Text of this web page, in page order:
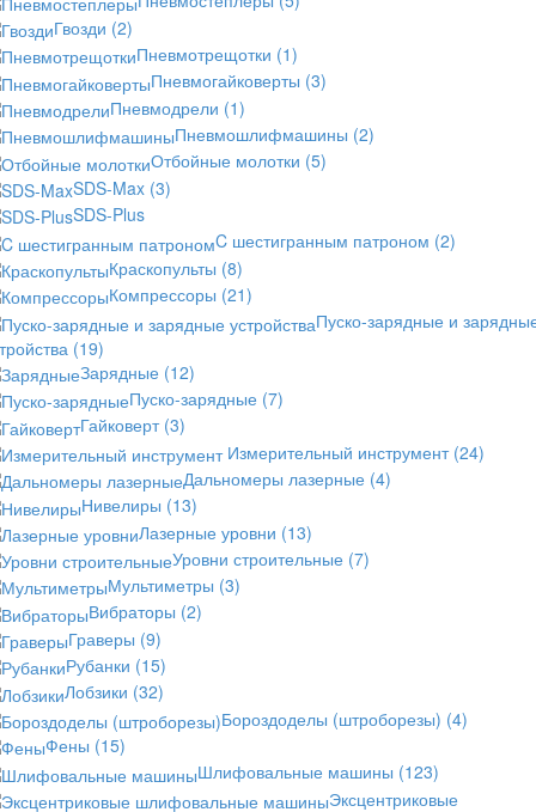
Гвозди (2)
Пневмотрещотки (1)
Пневмогайковерты (3)
Пневмодрели (1)
Пневмошлифмашины (2)
Отбойные молотки (5)
SDS-Max (3)
SDS-Plus
C шестигранным патроном (2)
Краскопульты (8)
Компрессоры (21)
Пуско-зарядные и
(19)
Зарядные (12)
Пуско-зарядные (7)
Гайковерт (3)
Измерительный инструмент (24)
Дальномеры лазерные (4)
Нивелиры (13)
Лазерные уровни (13)
Уровни строительные (7)
Мультиметры (3)
Вибраторы (2)
Граверы (9)
Рубанки (15)
Лобзики (32)
Бороздоделы (штроборезы) (4)
Фены (15)
Шлифовальные машины (123)
Эксцентриковые